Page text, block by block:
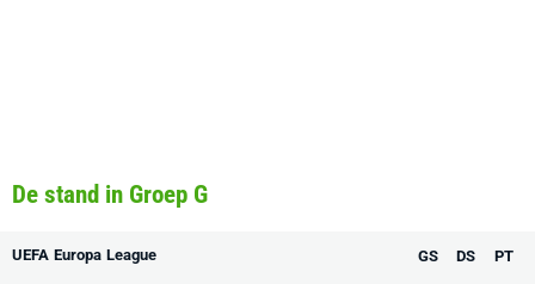
De stand in Groep G
UEFA Europa League GS DS PT